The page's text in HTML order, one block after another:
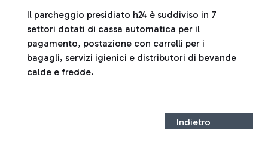
Il parcheggio presidiato h24 è suddiviso in 7
settori dotati di cassa automatica per il
pagamento, postazione con carrelli per i
bagagli, servizi igienici e distributori di bevande
calde e fredde.
Indietro